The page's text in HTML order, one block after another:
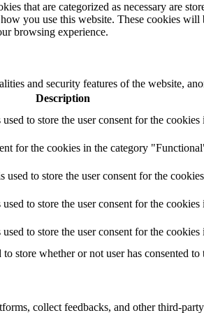
that are categorized as necessary are
you use this website. These cookies
browsing experience.
and security features of the website,
Description
to store the user consent for the
for the cookies in the category
to store the user consent for the
to store the user consent for the cookies
to store the user consent for the
store whether or not user has consented
collect feedbacks, and other third-